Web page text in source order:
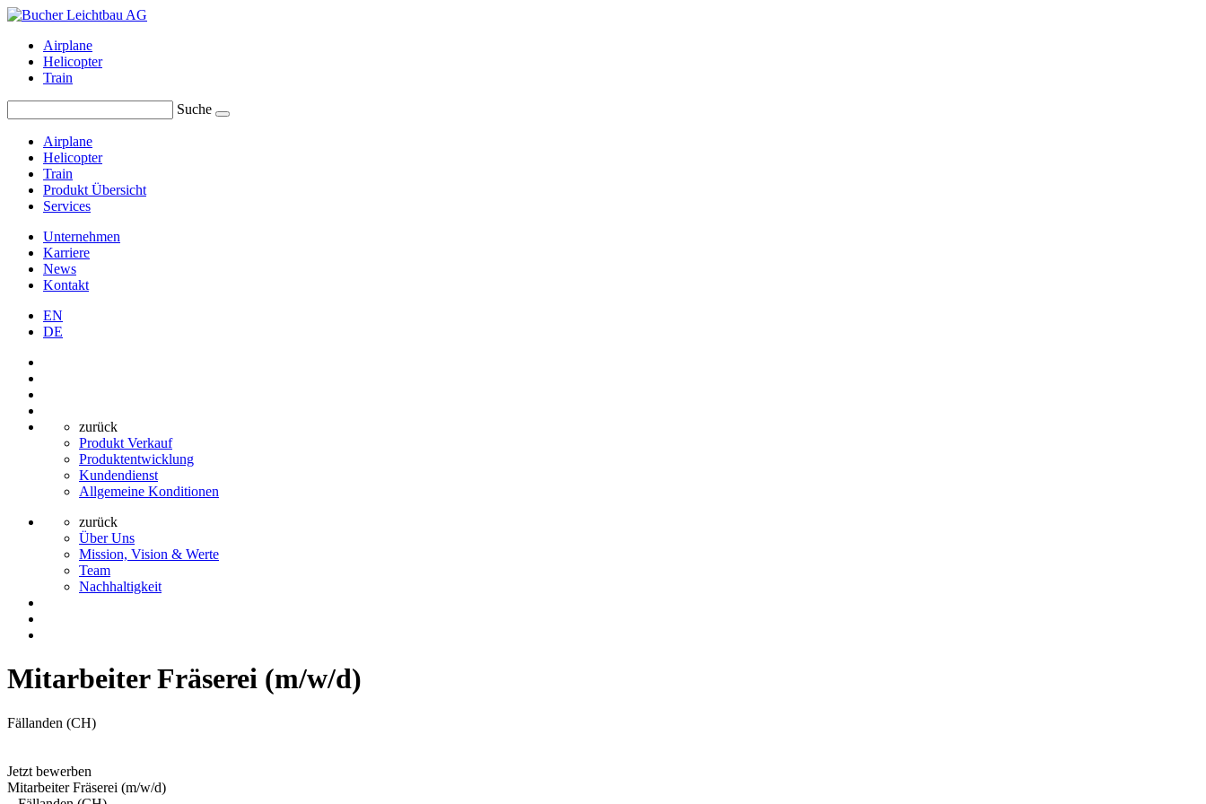
Airplane
Helicopter
Train
Suche
Airplane
Helicopter
Train
Produkt Übersicht
Services
Unternehmen
Karriere
News
Kontakt
EN
DE
zurück
Produkt Verkauf
Produktentwicklung
Kundendienst
Allgemeine Konditionen
zurück
Über Uns
Mission, Vision & Werte
Team
Nachhaltigkeit
Mitarbeiter Fräserei (m/w/d)
Fällanden (CH)
Jetzt bewerben
Mitarbeiter Fräserei (m/w/d)